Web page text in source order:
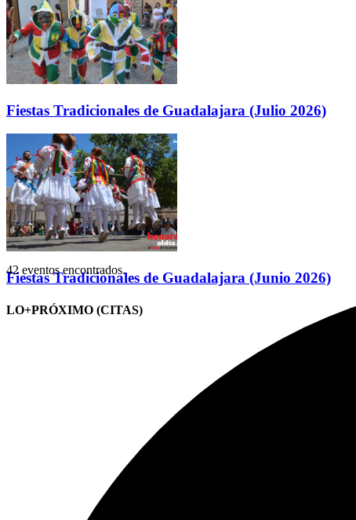
Fiestas Tradicionales de Guadalajara (Julio 2026)
Fiestas Tradicionales de Guadalajara (Junio 2026)
LO+PRÓXIMO (CITAS)
42 eventos encontrados.